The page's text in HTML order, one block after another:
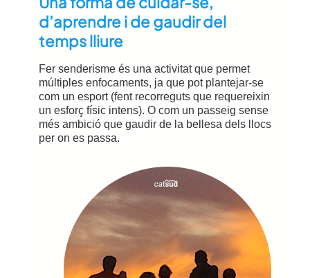
d’aprendre i de gaudir del
temps lliure
Fer senderisme és una activitat que permet
múltiples enfocaments, ja que pot plantejar-se
com un esport (fent recorreguts que requereixin
un esforç físic intens). O com un passeig sense
més ambició que gaudir de la bellesa dels llocs
per on es passa.